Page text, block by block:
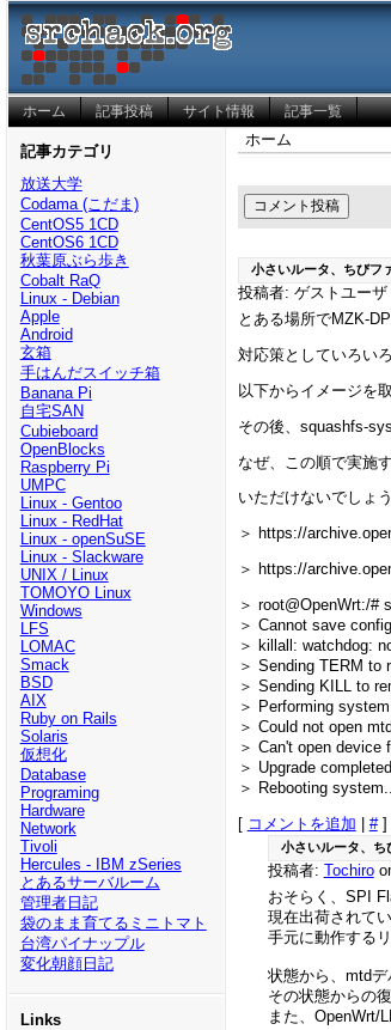
ホーム 記事投稿 サイト情報 記事一覧
記事カテゴリ
放送大学
Codama (こだま)
CentOS5 1CD
CentOS6 1CD
秋葉原ぶら歩き
Cobalt RaQ
Linux - Debian
Apple
Android
玄箱
手はんだスイッチ箱
Banana Pi
自宅SAN
Cubieboard
OpenBlocks
Raspberry Pi
UMPC
Linux - Gentoo
Linux - RedHat
Linux - openSuSE
Linux - Slackware
UNIX / Linux
TOMOYO Linux
Windows
LFS
LOMAC
Smack
BSD
AIX
Ruby on Rails
Solaris
仮想化
Database
Programing
Hardware
Network
Tivoli
Hercules - IBM zSeries
とあるサーバルーム
管理者日記
袋のまま育てるミニトマト
台湾パイナップル
変化朝顔日記
Links
ホーム
小さいルータ、ちびフ
投稿者: ゲストユー
とある場所でMZK-
対応策としていろい
以下からイメージを
その後、squashfs-
なぜ、この順で実施
いただけないでしょ
＞ https://
＞ https://
＞ root@OpenWrt:/#
＞ Cannot save
＞ killall: watchdog:
＞ Sending TERM to
＞ Sending KILL to
＞ Performing system
＞ Could not open
＞ Can't open device
＞ Upgrade completed
＞ Rebooting system...
[ コメントを追加 | #]
小さいルータ、ち
投稿者: Tochiro
おそらく、SPI
現在出荷されて
手元に動作する
状態から、mtdデ
その状態からの
また、OpenWrt/